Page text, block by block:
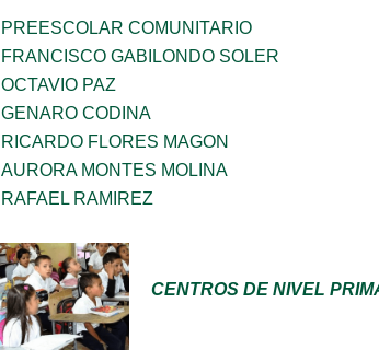
PREESCOLAR COMUNITARIO
FRANCISCO GABILONDO SOLER
OCTAVIO PAZ
GENARO CODINA
RICARDO FLORES MAGON
AURORA MONTES MOLINA
RAFAEL RAMIREZ
CENTROS DE NIVEL